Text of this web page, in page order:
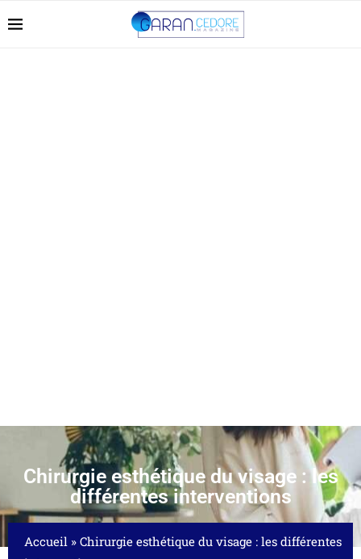
Chirurgie esthétique du visage : les
différentes interventions
Accueil » Chirurgie esthétique du visage : les différentes